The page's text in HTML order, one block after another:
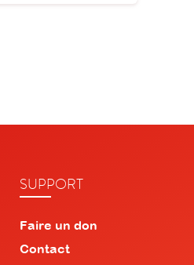
SUPPORT
Faire un don
Contact